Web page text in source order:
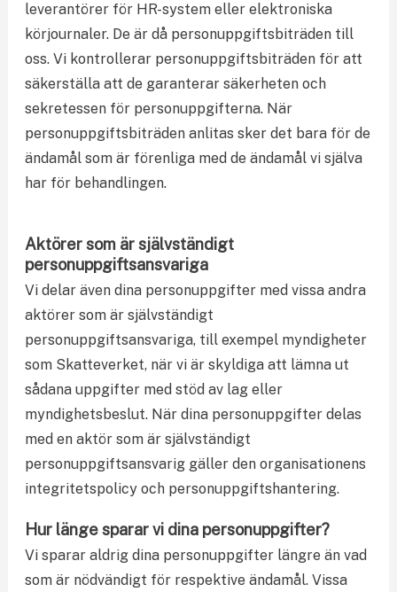
leverantörer för HR-system eller elektroniska
körjournaler. De är då personuppgiftsbiträden till
oss. Vi kontrollerar personuppgiftsbiträden för att
säkerställa att de garanterar säkerheten och
sekretessen för personuppgifterna. När
personuppgiftsbiträden anlitas sker det bara för de
ändamål som är förenliga med de ändamål vi själva
har för behandlingen.
Aktörer som är självständigt
personuppgiftsansvariga
Vi delar även dina personuppgifter med vissa andra
aktörer som är självständigt
personuppgiftsansvariga, till exempel myndigheter
som Skatteverket, när vi är skyldiga att lämna ut
sådana uppgifter med stöd av lag eller
myndighetsbeslut. När dina personuppgifter delas
med en aktör som är självständigt
personuppgiftsansvarig gäller den organisationens
integritetspolicy och personuppgiftshantering.
Hur länge sparar vi dina personuppgifter?
Vi sparar aldrig dina personuppgifter längre än vad
som är nödvändigt för respektive ändamål. Vissa